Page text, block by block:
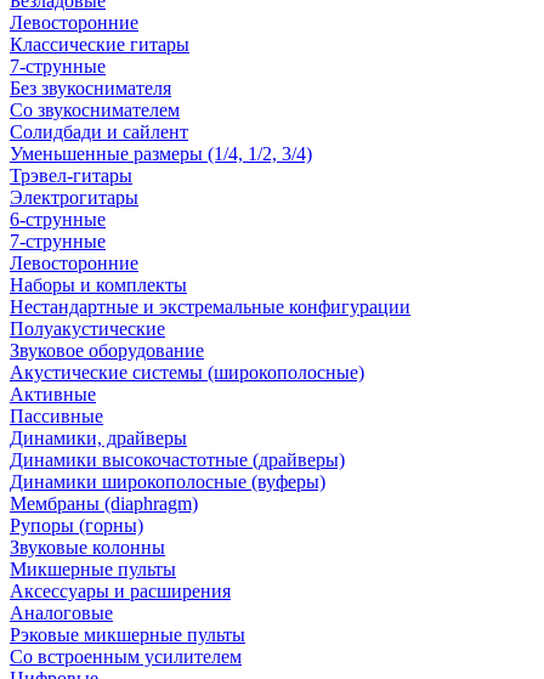
Левосторонние
Классические гитары
7-струнные
Без звукоснимателя
Со звукоснимателем
Солидбади и сайлент
Уменьшенные размеры (1/4, 1/2, 3/4)
Трэвел-гитары
Электрогитары
6-струнные
7-струнные
Левосторонние
Наборы и комплекты
Нестандартные и экстремальные конфигурации
Полуакустические
Звуковое оборудование
Акустические системы (широкополосные)
Активные
Пассивные
Динамики, драйверы
Динамики высокочастотные (драйверы)
Динамики широкополосные (вуферы)
Мембраны (diaphragm)
Рупоры (горны)
Звуковые колонны
Микшерные пульты
Аксессуары и расширения
Аналоговые
Рэковые микшерные пульты
Со встроенным усилителем